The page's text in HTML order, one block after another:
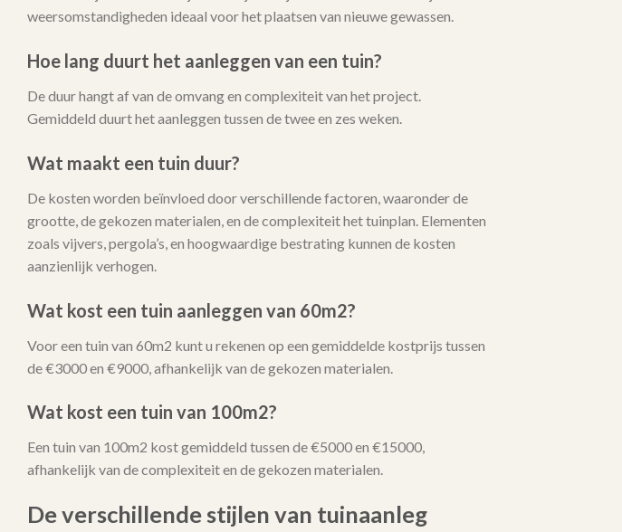
weersomstandigheden ideaal voor het plaatsen van nieuwe gewassen.
Hoe lang duurt het aanleggen van een tuin?
De duur hangt af van de omvang en complexiteit van het project.
Gemiddeld duurt het aanleggen tussen de twee en zes weken.
Wat maakt een tuin duur?
De kosten worden beïnvloed door verschillende factoren, waaronder de
grootte, de gekozen materialen, en de complexiteit het tuinplan. Elementen
zoals vijvers, pergola’s, en hoogwaardige bestrating kunnen de kosten
aanzienlijk verhogen.
Wat kost een tuin aanleggen van 60m2?
Voor een tuin van 60m2 kunt u rekenen op een gemiddelde kostprijs tussen
de €3000 en €9000, afhankelijk van de gekozen materialen.
Wat kost een tuin van 100m2?
Een tuin van 100m2 kost gemiddeld tussen de €5000 en €15000,
afhankelijk van de complexiteit en de gekozen materialen.
De verschillende stijlen van tuinaanleg